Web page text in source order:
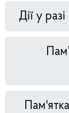
Дії у